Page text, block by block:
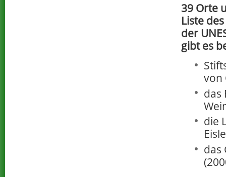
39 Orte
Liste
der
gibt es
von
das
die
das